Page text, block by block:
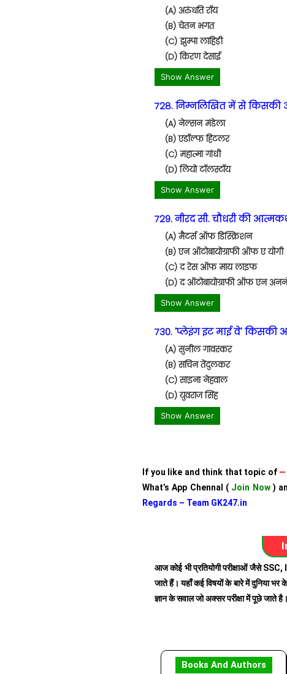
(A) अरुंधति रॉय
(B) चेतन भगत
(C) झुम्पा लाहिड़ी
(D) किरण देसाई
Show Answer
728. निम्नलिखित में से
(A) नेल्सन मंडेला
(B) एडॉल्फ हिटलर
(C) महात्मा गांधी
(D) लियो टॉलस्टॉय
Show Answer
729. नीरद सी. चौधरी की
(A) मैटर्स ऑफ डिस्क्रिशन
(B) एन ऑटोबायोग्राफी ऑफ ए योगी
(C) द रेस ऑफ माय लाइफ
(D) द ऑटोबायोग्राफी ऑफ एन
Show Answer
730. 'प्लेइंग इट माई वे' किसकी
(A) सुनील गावस्कर
(B) सचिन तेंदुलकर
(C) साइना नेहवाल
(D) युवराज सिंह
Show Answer
If you like and think that topic of —
What’s App Chennal ( Join Now)
Regards – Team GK247.in
आज कोई भी प्रतियोगी परीक्षाओं जैसे
जाते हैं। यहाँ कई विषयों के बारे में दुनिया
ज्ञान के सवाल जो अक्सर परीक्षा में पूछे जाते है।
Books And Authors